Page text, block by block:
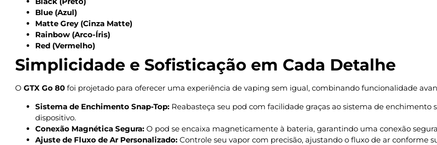
Blue (Azul)
Matte Grey (Cinza Matte)
Rainbow (Arco-Íris)
Red (Vermelho)
Simplicidade e Sofisticação em Cada Detalhe
O GTX Go 80 foi projetado para oferecer uma experiência de vaping sem igual, combinando funcionalidade
Sistema de Enchimento Snap-Top: Reabasteça seu pod com facilidade graças ao sistema de
dispositivo.
Conexão Magnética Segura: O pod se encaixa magneticamente à bateria, garantindo uma conexão
Ajuste de Fluxo de Ar Personalizado: Controle seu vapor com precisão, ajustando o fluxo de ar conforme